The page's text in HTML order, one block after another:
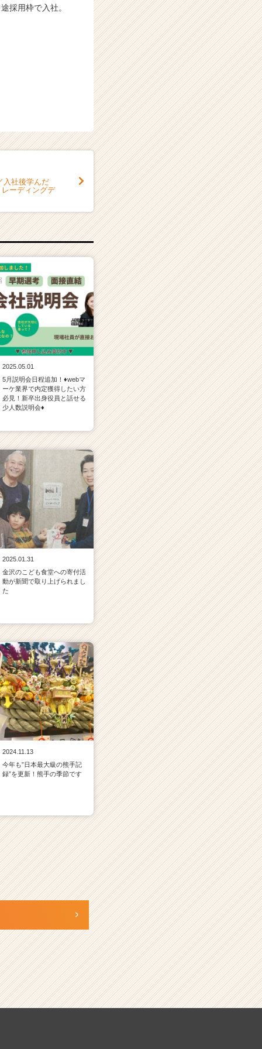
採用枠で入社。
入社後学んだ
ーディングデ
2025.05.01
5月説明会日程追加！♦webマ
ーケ業界で内定獲得したい方
必見！新卒出身役員と話せる
少人数説明会♦
2025.01.31
金沢のこども食堂への寄付活
動が新聞で取り上げられまし
た
2024.11.13
今年も”日本最大級の熊手記
録”を更新！熊手の季節です